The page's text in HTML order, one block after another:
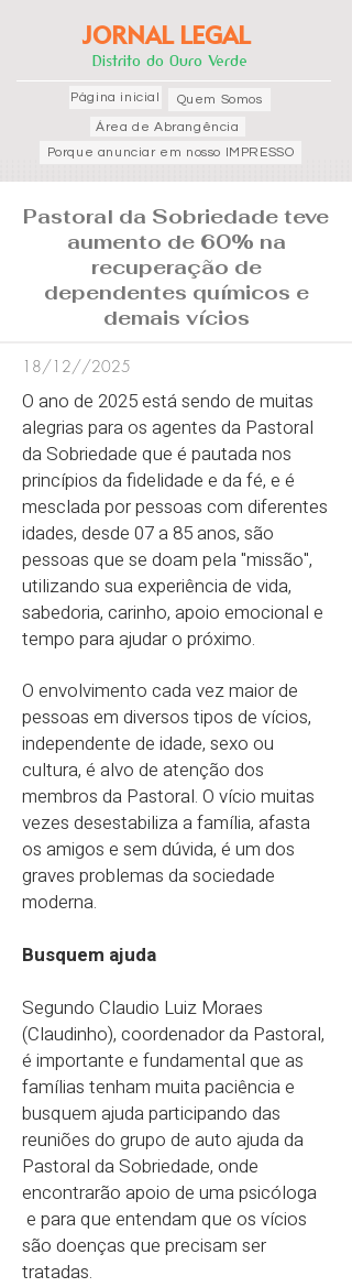
JORNAL LEGAL
Distrito do Ouro Verde
Página inicial
Porque anunciar em nosso IMPRESSO
Área de Abrangência
Quem Somos
Pastoral da Sobriedade teve
aumento de 60% na
recuperação de
dependentes químicos e
demais vícios
18/12//2025
O ano de 2025 está sendo de muitas
alegrias para os agentes da Pastoral
da Sobriedade que é pautada nos
princípios da fidelidade e da fé, e é
mesclada por pessoas com diferentes
idades, desde 07 a 85 anos, são
pessoas que se doam pela "missão",
utilizando sua experiência de vida,
sabedoria, carinho, apoio emocional e
tempo para ajudar o próximo.
O envolvimento cada vez maior de
pessoas em diversos tipos de vícios,
independente de idade, sexo ou
cultura, é alvo de atenção dos
membros da Pastoral. O vício muitas
vezes desestabiliza a família, afasta
os amigos e sem dúvida, é um dos
graves problemas da sociedade
moderna.
Busquem ajuda
Segundo Claudio Luiz Moraes
(Claudinho), coordenador da Pastoral,
é importante e fundamental que as
famílias tenham muita paciência e
busquem ajuda participando das
reuniões do grupo de auto ajuda da
Pastoral da Sobriedade, onde
encontrarão apoio de uma psicóloga
e para que entendam que os vícios
são doenças que precisam ser
tratadas.